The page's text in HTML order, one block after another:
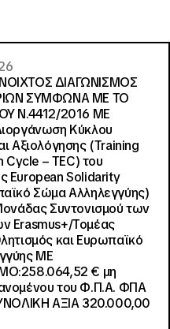
ΔΙΑΓΩΝΙΣΜΟΣ
ΣΥΜΦΩΝΑ ΜΕ ΤΟ
Ν.4412/2016 ΜΕ
Κύκλου
Αξιολόγησης (Training
Cycle – TEC) του
European Solidarity
Σώμα Αλληλεγγύης)
Συντονισμού των
Erasmus+/Τομέας
και Ευρωπαϊκό
ΜΕ
€ μη
του Φ.Π.Α. ΦΠΑ
ΑΞΙΑ 320.000,00